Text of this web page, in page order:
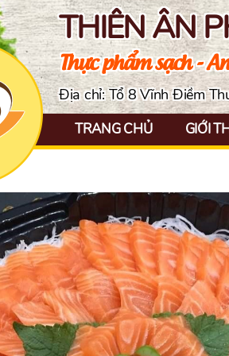
THIÊN ÂN
Thực phẩm sạch -
Địa chỉ: Tổ 8 Vĩnh Điềm
TRANG CHỦ GIỚI